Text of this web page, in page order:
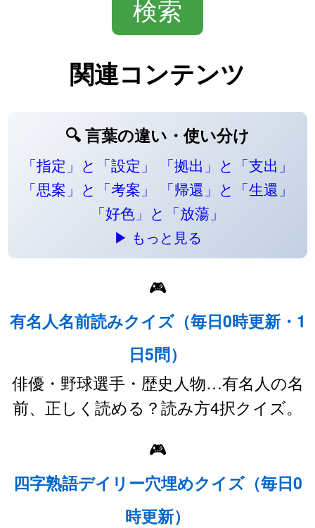
関連コンテンツ
🔍 言葉の違い・使い分け
「指定」と「設定」
「拠出」と「支出」
「思案」と「考案」
「帰還」と「生還」
「好色」と「放蕩」
▶ もっと見る
🎮
有名人名前読みクイズ（毎日0時更新・1
日5問）
俳優・野球選手・歴史人物…有名人の名
前、正しく読める？読み方4択クイズ。
🎮
四字熟語デイリー穴埋めクイズ（毎日0
時更新）